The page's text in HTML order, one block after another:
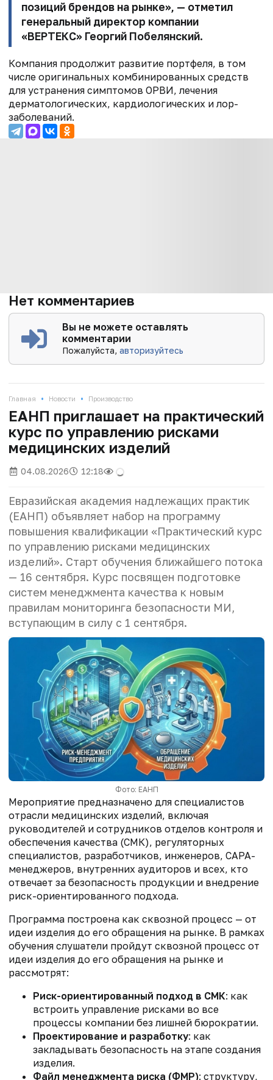
позиций брендов на рынке», — отметил
генеральный директор компании
«ВЕРТЕКС» Георгий Побелянский.
Компания продолжит развитие портфеля, в том
числе оригинальных комбинированных средств
для устранения симптомов ОРВИ, лечения
дерматологических, кардиологических и лор-
заболеваний.
Нет комментариев
Вы не можете оставлять
комментарии
Пожалуйста,авторизуйтесь
Главная • Новости • Производство
ЕАНП приглашает на практический
курс по управлению рисками
медицинских изделий
04.08.2026 12:18
Евразийская академия надлежащих практик
(ЕАНП) объявляет набор на программу
повышения квалификации «Практический курс
по управлению рисками медицинских
изделий». Старт обучения ближайшего потока
— 16 сентября. Курс посвящен подготовке
систем менеджмента качества к новым
правилам мониторинга безопасности МИ,
вступающим в силу с 1 сентября.
Фото: ЕАНП
Мероприятие предназначено для специалистов
отрасли медицинских изделий, включая
руководителей и сотрудников отделов контроля и
обеспечения качества (СМК), регуляторных
специалистов, разработчиков, инженеров, CAPA-
менеджеров, внутренних аудиторов и всех, кто
отвечает за безопасность продукции и внедрение
риск-ориентированного подхода.
Программа построена как сквозной процесс — от
идеи изделия до его обращения на рынке. В рамках
обучения слушатели пройдут сквозной процесс от
идеи изделия до его обращения на рынке и
рассмотрят:
Риск-ориентированный подход в СМК: как
встроить управление рисками во все
процессы компании без лишней бюрократии.
Проектирование и разработку: как
закладывать безопасность на этапе создания
изделия.
Файл менеджмента риска (ФМР): структуру,